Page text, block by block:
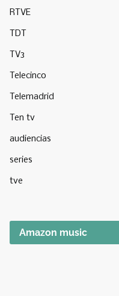
RTVE
TDT
TV3
Telecinco
Telemadrid
Ten tv
audiencias
series
tve
Amazon music